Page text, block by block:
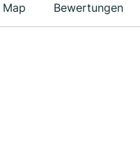
Map Bewertungen